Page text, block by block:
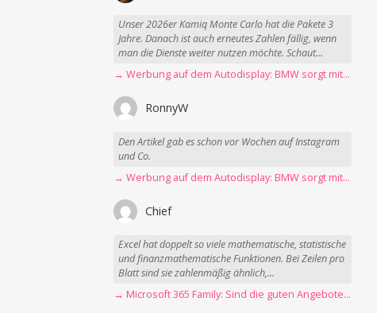
Unser 2026er Kamiq Monte Carlo hat die Pakete 3
Jahre. Danach ist auch erneutes Zahlen fällig, wenn
man die Dienste weiter nutzen möchte. Schaut...
→ Werbung auf dem Autodisplay: BMW sorgt mit Spider-Man-Werbung für scharfe Kritik
RonnyW
Den Artikel gab es schon vor Wochen auf Instagram
und Co.
→ Werbung auf dem Autodisplay: BMW sorgt mit Spider-Man-Werbung für scharfe Kritik
Chief
Excel hat doppelt so viele mathematische, statistische
und finanzmathematische Funktionen. Bei Zeilen pro
Blatt sind sie zahlenmäßig ähnlich,...
→ Microsoft 365 Family: Sind die guten Angebote vorbei?